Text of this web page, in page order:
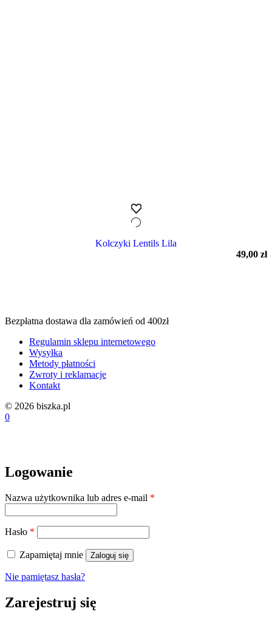
Kolczyki Lentils Lila
49,00 zł
Bezpłatna dostawa dla zamówień od 400zł
Regulamin sklepu internetowego
Wysyłka
Metody płatności
Zwroty i reklamacje
Kontakt
© 2026 biszka.pl
0
Logowanie
Nazwa użytkownika lub adres e-mail *
Hasło *
Zapamiętaj mnie Zaloguj się
Nie pamiętasz hasła?
Zarejestruj się